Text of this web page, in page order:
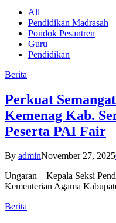
All
Pendidikan Madrasah
Pondok Pesantren
Guru
Pendidikan
Berita
Perkuat
Kemenag Kab.
Peserta PAI Fair
By adminNovember 27, 2025
Ungaran – Kepala Seksi
Kementerian Agama
Berita